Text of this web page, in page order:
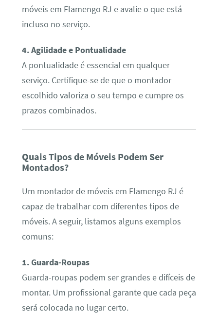
móveis em Flamengo RJ e avalie o que está
incluso no serviço.
4. Agilidade e Pontualidade
A pontualidade é essencial em qualquer
serviço. Certifique-se de que o montador
escolhido valoriza o seu tempo e cumpre os
prazos combinados.
Quais Tipos de Móveis Podem Ser
Montados?
Um montador de móveis em Flamengo RJ é
capaz de trabalhar com diferentes tipos de
móveis. A seguir, listamos alguns exemplos
comuns:
1. Guarda-Roupas
Guarda-roupas podem ser grandes e difíceis de
montar. Um profissional garante que cada peça
será colocada no lugar certo.